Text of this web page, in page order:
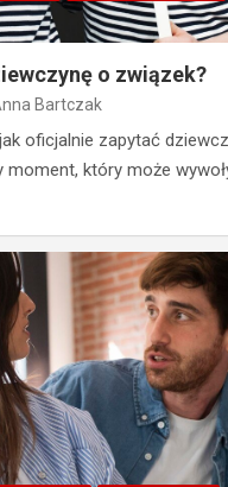
o związek?
Bartczak
oficjalnie zapytać
moment, który może